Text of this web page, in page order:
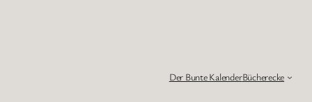
Der Bunte KalenderBücherecke